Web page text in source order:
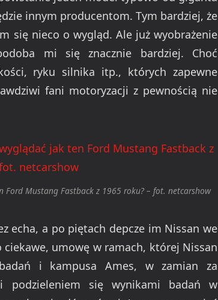
innym producentom. Tym bardziej, że
się nieco o wygląd. Ale już wyobrażenie
mi się znacznie bardziej. Choć
ryku silnika itp., których zapewne
fani motoryzacji z pewnością nie
Mustang Fastback z 1965 roku? – fot. netcarshow
echa, a po piętach depcze im Nissan we
ciekawe, umowę w ramach, której Nissan
i kampusa Ames, w zamian za
podzieleniem się wynikami badań w